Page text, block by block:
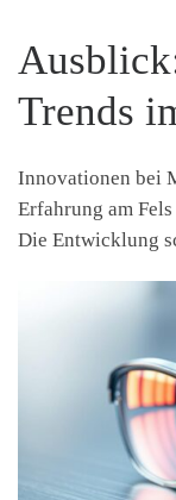
Trends
Innovationen bei
Erfahrung am
Die Entwicklung